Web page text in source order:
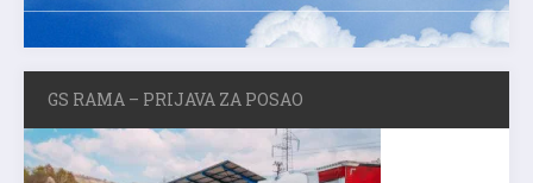
GS RAMA – PRIJAVA ZA POSAO